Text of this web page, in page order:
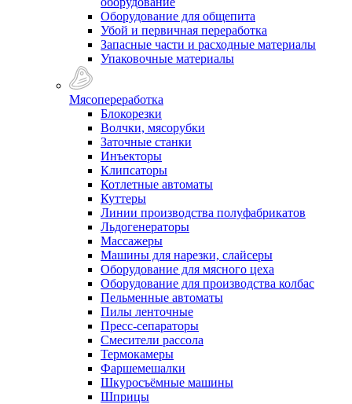
Оборудование для общепита
Убой и первичная переработка
Запасные части и расходные материалы
Упаковочные материалы
Мясопереработка
Блокорезки
Волчки, мясорубки
Заточные станки
Инъекторы
Клипсаторы
Котлетные автоматы
Куттеры
Линии производства полуфабрикатов
Льдогенераторы
Массажеры
Машины для нарезки, слайсеры
Оборудование для мясного цеха
Оборудование для производства колбас
Пельменные автоматы
Пилы ленточные
Пресс-сепараторы
Смесители рассола
Термокамеры
Фаршемешалки
Шкуросъёмные машины
Шприцы